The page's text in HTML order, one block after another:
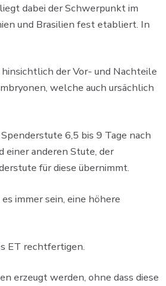
dabei der Schwerpunkt im
und Brasilien fest etabliert. In
der Vor- und Nachteile
welche auch ursächlich
6,5 bis 9 Tage nach
einer anderen Stute, der
für diese übernimmt.
immer sein, eine höhere
ET rechtfertigen.
erzeugt werden, ohne dass diese